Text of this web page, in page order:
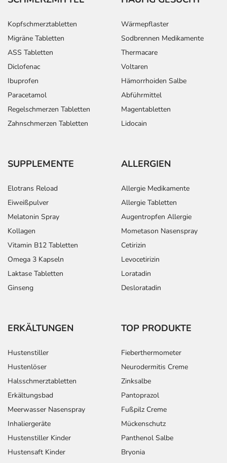
Kopfschmerztabletten
Migräne Tabletten
ASS Tabletten
Diclofenac
Ibuprofen
Paracetamol
Regelschmerzen Tabletten
Zahnschmerzen Tabletten
Wärmepflaster
Sodbrennen Medikamente
Thermacare
Voltaren
Hämorrhoiden Salbe
Abführmittel
Magentabletten
Lidocain
SUPPLEMENTE
Elotrans Reload
Eiweißpulver
Melatonin Spray
Kollagen
Vitamin B12 Tabletten
Omega 3 Kapseln
Laktase Tabletten
Ginseng
ALLERGIEN
Allergie Medikamente
Allergie Tabletten
Augentropfen Allergie
Mometason Nasenspray
Cetirizin
Levocetirizin
Loratadin
Desloratadin
ERKÄLTUNGEN
Hustenstiller
Hustenlöser
Halsschmerztabletten
Erkältungsbad
Meerwasser Nasenspray
Inhaliergeräte
Hustenstiller Kinder
Hustensaft Kinder
TOP PRODUKTE
Fieberthermometer
Neurodermitis Creme
Zinksalbe
Pantoprazol
Fußpilz Creme
Mückenschutz
Panthenol Salbe
Bryonia